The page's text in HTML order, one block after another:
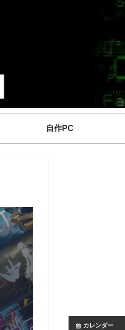
自作PC
カレンダー